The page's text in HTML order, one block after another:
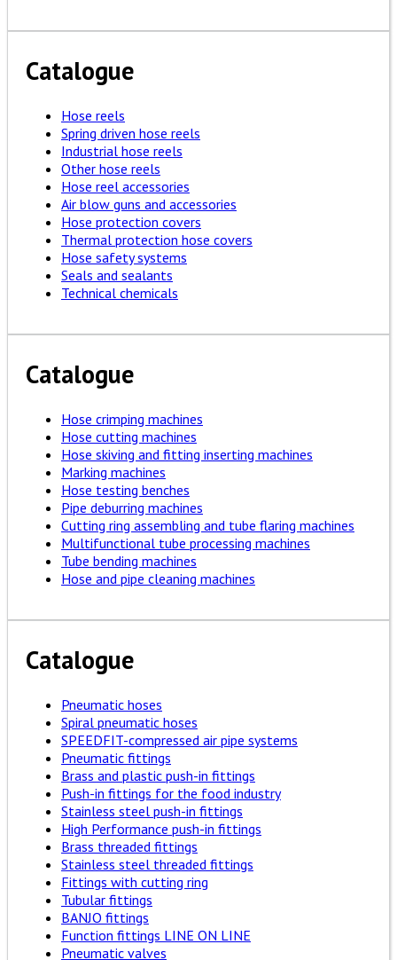
Catalogue
Hose reels
Spring driven hose reels
Industrial hose reels
Other hose reels
Hose reel accessories
Air blow guns and accessories
Hose protection covers
Thermal protection hose covers
Hose safety systems
Seals and sealants
Technical chemicals
Catalogue
Hose crimping machines
Hose cutting machines
Hose skiving and fitting inserting machines
Marking machines
Hose testing benches
Pipe deburring machines
Cutting ring assembling and tube flaring machines
Multifunctional tube processing machines
Tube bending machines
Hose and pipe cleaning machines
Catalogue
Pneumatic hoses
Spiral pneumatic hoses
SPEEDFIT-compressed air pipe systems
Pneumatic fittings
Brass and plastic push-in fittings
Push-in fittings for the food industry
Stainless steel push-in fittings
High Performance push-in fittings
Brass threaded fittings
Stainless steel threaded fittings
Fittings with cutting ring
Tubular fittings
BANJO fittings
Function fittings LINE ON LINE
Pneumatic valves